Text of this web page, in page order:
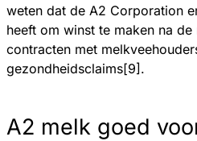
weten dat de A2 Corporation
heeft om winst te maken na
contracten met
gezondheidsclaims[9].
A2 melk goed